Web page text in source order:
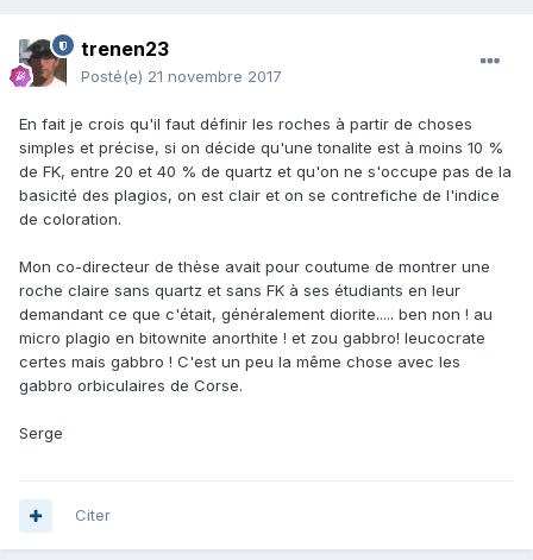
trenen23
Posté(e) 21 novembre 2017
En fait je crois qu'il faut définir les roches à partir de choses
simples et précise, si on décide qu'une tonalite est à moins 10 %
de FK, entre 20 et 40 % de quartz et qu'on ne s'occupe pas de la
basicité des plagios, on est clair et on se contrefiche de l'indice
de coloration.
Mon co-directeur de thèse avait pour coutume de montrer une
roche claire sans quartz et sans FK à ses étudiants en leur
demandant ce que c'était, généralement diorite..... ben non ! au
micro plagio en bitownite anorthite ! et zou gabbro! leucocrate
certes mais gabbro ! C'est un peu la même chose avec les
gabbro orbiculaires de Corse.
Serge
Citer